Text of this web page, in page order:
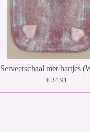
Serveerschaal met hartjes
€ 34,91